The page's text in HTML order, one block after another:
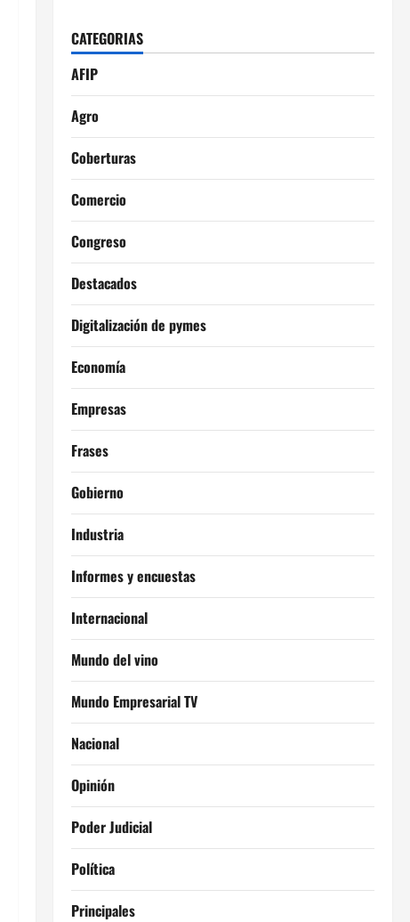
CATEGORIAS
AFIP
Agro
Coberturas
Comercio
Congreso
Destacados
Digitalización de pymes
Economía
Empresas
Frases
Gobierno
Industria
Informes y encuestas
Internacional
Mundo del vino
Mundo Empresarial TV
Nacional
Opinión
Poder Judicial
Política
Principales